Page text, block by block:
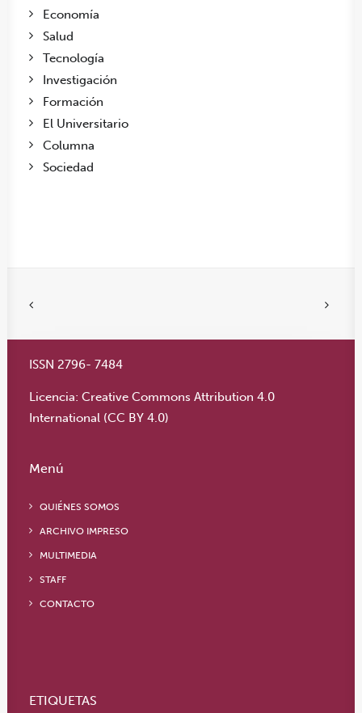
Economía
Salud
Tecnología
Investigación
Formación
El Universitario
Columna
Sociedad
ISSN 2796- 7484
Licencia: Creative Commons Attribution 4.0
International (CC BY 4.0)
Menú
QUIÉNES SOMOS
ARCHIVO IMPRESO
MULTIMEDIA
STAFF
CONTACTO
ETIQUETAS